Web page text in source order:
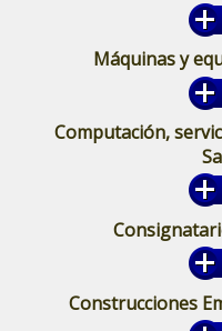
Máquinas y
Computación,
Construcciones